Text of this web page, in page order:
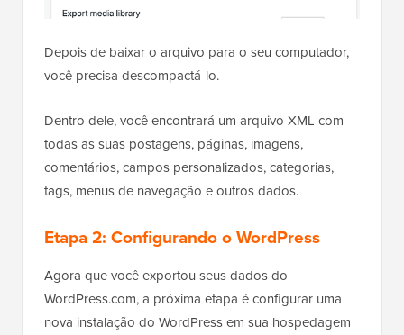
Depois de baixar o arquivo para o seu computador,
você precisa descompactá-lo.
Dentro dele, você encontrará um arquivo XML com
todas as suas postagens, páginas, imagens,
comentários, campos personalizados, categorias,
tags, menus de navegação e outros dados.
Etapa 2: Configurando o WordPress
Agora que você exportou seus dados do
WordPress.com, a próxima etapa é configurar uma
nova instalação do WordPress em sua hospedagem